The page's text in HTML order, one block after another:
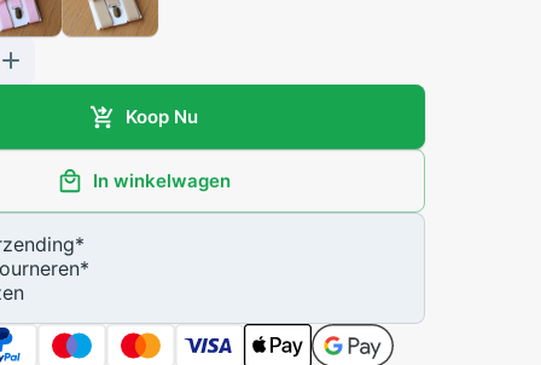
Koop Nu
In winkelwagen
*
*